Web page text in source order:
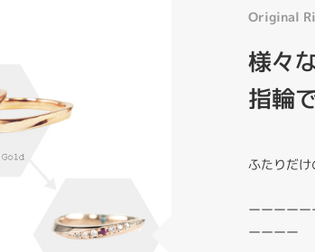
Original
様々
指輪
ふたりだ
ーーーー
ーーーー